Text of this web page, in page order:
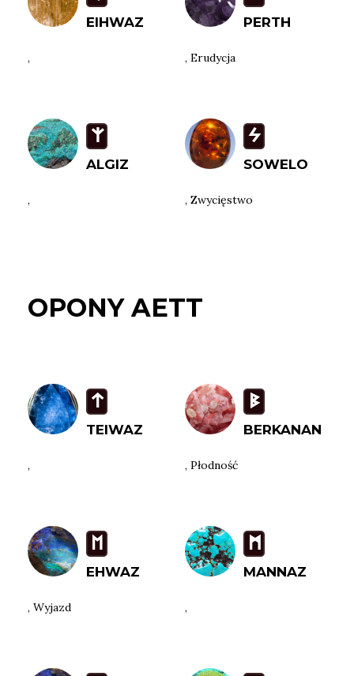
EIHWAZ
,
PERTH
, Erudycja
Z
ALGIZ
,
S
SOWELO
, Zwycięstwo
OPONY AETT
t
TEIWAZ
,
B
BERKANAN
, Płodność
E
EHWAZ
, Wyjazd
M
MANNAZ
,